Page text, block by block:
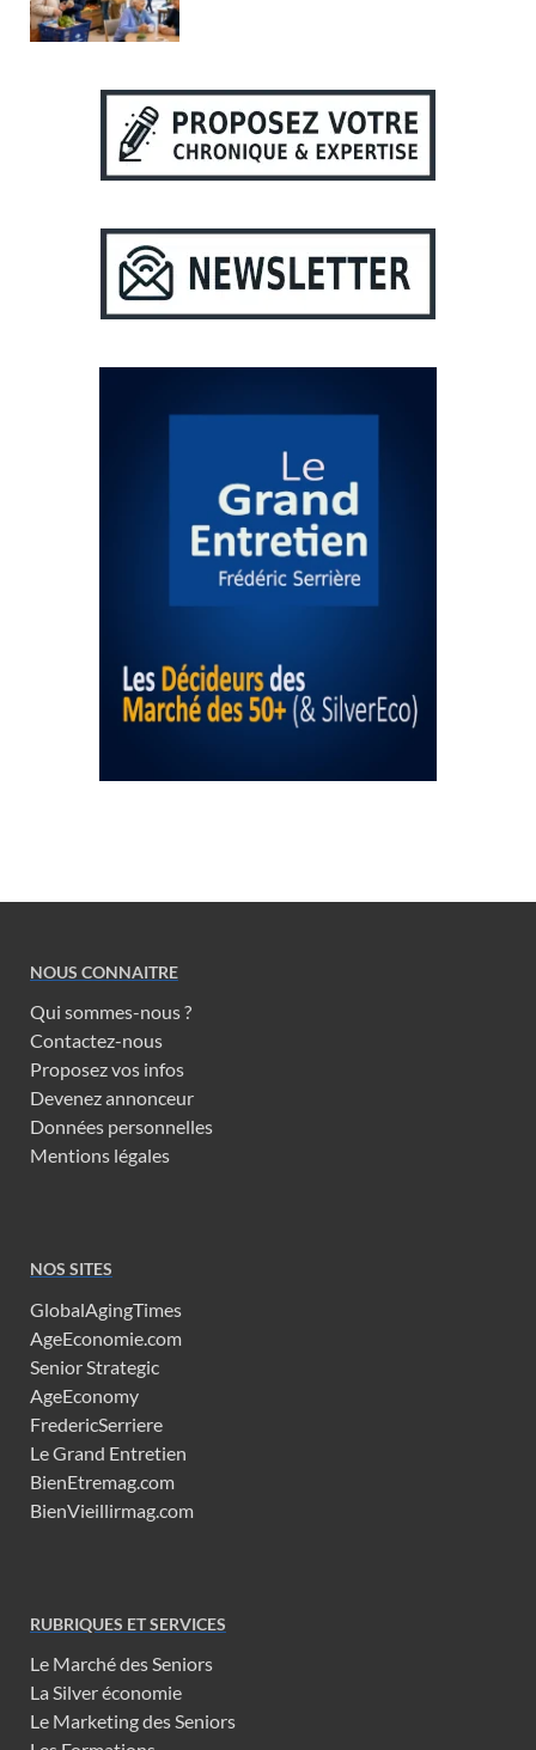
NOUS CONNAITRE
Qui sommes-nous ?
Contactez-nous
Proposez vos infos
Devenez annonceur
Données personnelles
Mentions légales
NOS SITES
GlobalAgingTimes
AgeEconomie.com
Senior Strategic
AgeEconomy
FredericSerriere
Le Grand Entretien
BienEtremag.com
BienVieillirmag.com
RUBRIQUES ET SERVICES
Le Marché des Seniors
La Silver économie
Le Marketing des Seniors